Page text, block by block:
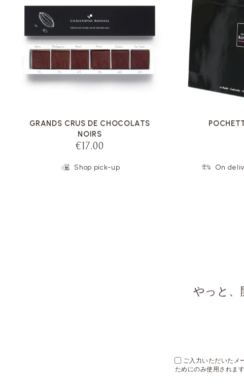
GRANDS CRUS DE CHOCOLATS
NOIRS
€17.00
Shop pick-up
VOIR LA FICHE
On
やっと、
ご入力いただいたメ
ためにのみ使用されま